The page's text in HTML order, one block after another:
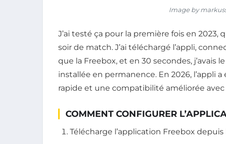
Image by
J’ai testé ça pour la première fois en
soir de match. J’ai téléchargé l’appli,
que la Freebox, et en 30 secondes, j’avais
installée en permanence. En 2026, l’appli
rapide et une compatibilité améliorée
COMMENT CONFIGURER
Télécharge l’application Freebox depuis